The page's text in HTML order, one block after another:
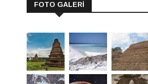
FOTO GALERİ